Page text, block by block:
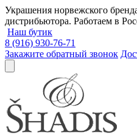
Украшения норвежского
дистрибьютора. Работаем в
Наш бутик
8 (916) 930-76-71
Закажите обратный звонок